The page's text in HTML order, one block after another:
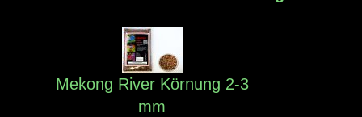
Mekong River Körnung 2-3
mm